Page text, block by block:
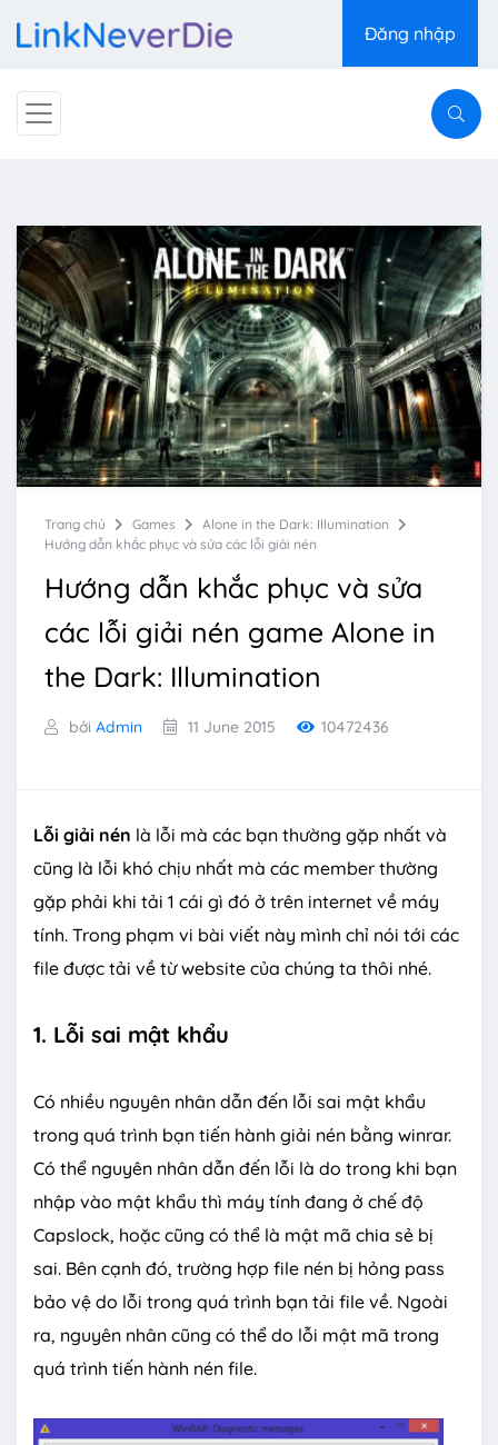
Đăng nhập
Trang chủ Games
Alone in the Dark: Illumination
Hướng dẫn khắc phục và sửa các lỗi giải nén
Hướng dẫn khắc phục và sửa
các lỗi giải nén game Alone in
the Dark: Illumination
bởi Admin 11 June 2015 10472436
Lỗi giải nén là lỗi mà các bạn thường gặp nhất và
cũng là lỗi khó chịu nhất mà các member thường
gặp phải khi tải 1 cái gì đó ở trên internet về máy
tính. Trong phạm vi bài viết này mình chỉ nói tới các
file được tải về từ website của chúng ta thôi nhé.
1. Lỗi sai mật khẩu
Có nhiều nguyên nhân dẫn đến lỗi sai mật khẩu
trong quá trình bạn tiến hành giải nén bằng winrar.
Có thể nguyên nhân dẫn đến lỗi là do trong khi bạn
nhập vào mật khẩu thì máy tính đang ở chế độ
Capslock, hoặc cũng có thể là mật mã chia sẻ bị
sai. Bên cạnh đó, trường hợp file nén bị hỏng pass
bảo vệ do lỗi trong quá trình bạn tải file về. Ngoài
ra, nguyên nhân cũng có thể do lỗi mật mã trong
quá trình tiến hành nén file.